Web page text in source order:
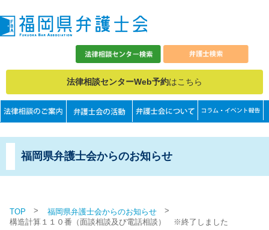
法律相談センターWeb予約はこちら
福岡県弁護士会からのお知らせ
TOP > 福岡県弁護士会からのお知らせ >
構造計算１１０番（面談相談及び電話相談） ※終了しました